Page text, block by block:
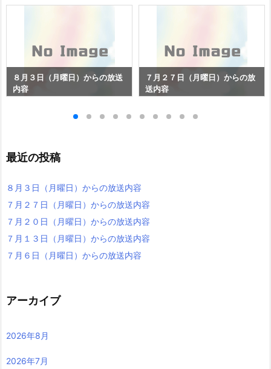
８月３日（月曜日）からの放送
内容
７月２７日（月曜日）からの放
送内容
最近の投稿
８月３日（月曜日）からの放送内容
７月２７日（月曜日）からの放送内容
７月２０日（月曜日）からの放送内容
７月１３日（月曜日）からの放送内容
７月６日（月曜日）からの放送内容
アーカイブ
2026年8月
2026年7月